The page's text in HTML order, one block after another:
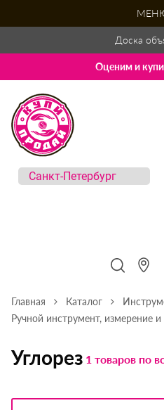
Доска
Оценим и
Главная Каталог
Ручной инструмент, измерение и
Углорез 1 товаров по